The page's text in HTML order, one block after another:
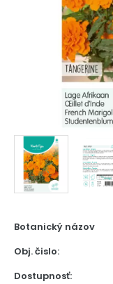
Botanický názov
Obj. čislo:
Dostupnosť: